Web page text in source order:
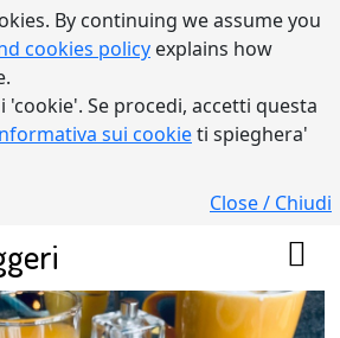
By continuing we assume you
cookies policy explains how
Se procedi, accetti questa
sui cookieti spieghera'
Close / Chiudi